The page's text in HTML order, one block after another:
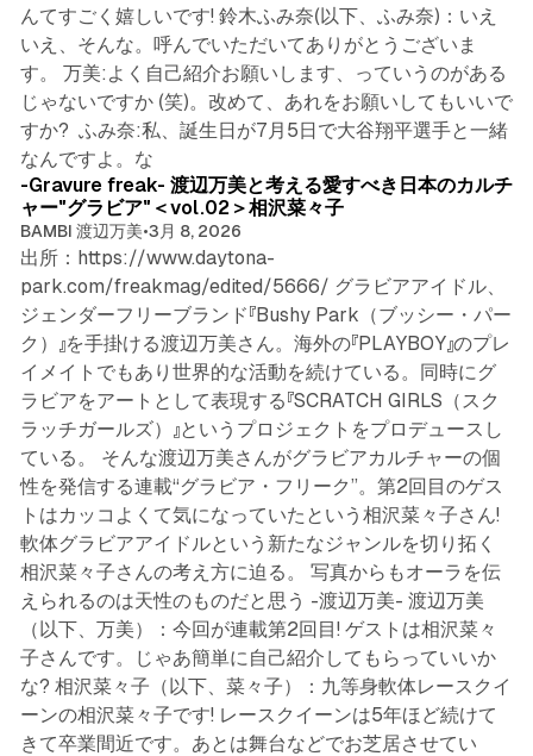
んてすごく嬉しいです! 鈴木ふみ奈(以下、ふみ奈)：いえ
いえ、そんな。呼んでいただいてありがとうございま
す。 万美:よく自己紹介お願いします、っていうのがある
じゃないですか (笑)。改めて、あれをお願いしてもいいで
すか? ふみ奈:私、誕生日が7月5日で大谷翔平選手と一緒
なんですよ。な
6 min read
-Gravure freak- 渡辺万美と考える愛すべき日本のカルチ
ャー"グラビア"＜vol.02＞相沢菜々子
BAMBI 渡辺万美•3月 8, 2026
出所：https://www.daytona-
park.com/freakmag/edited/5666/ グラビアアイドル、
ジェンダーフリーブランド『Bushy Park（ブッシー・パー
ク）』を手掛ける渡辺万美さん。海外の『PLAYBOY』のプレ
イメイトでもあり世界的な活動を続けている。同時にグ
ラビアをアートとして表現する『SCRATCH GIRLS（スク
ラッチガールズ）』というプロジェクトをプロデュースし
ている。 そんな渡辺万美さんがグラビアカルチャーの個
性を発信する連載“グラビア・フリーク”。第2回目のゲス
トはカッコよくて気になっていたという相沢菜々子さん!
軟体グラビアアイドルという新たなジャンルを切り拓く
相沢菜々子さんの考え方に迫る。 写真からもオーラを伝
えられるのは天性のものだと思う -渡辺万美- 渡辺万美
（以下、万美）：今回が連載第2回目! ゲストは相沢菜々
子さんです。じゃあ簡単に自己紹介してもらっていいか
な? 相沢菜々子（以下、菜々子）：九等身軟体レースクイ
ーンの相沢菜々子です! レースクイーンは5年ほど続けて
きて卒業間近です。あとは舞台などでお芝居させてい
8 min read